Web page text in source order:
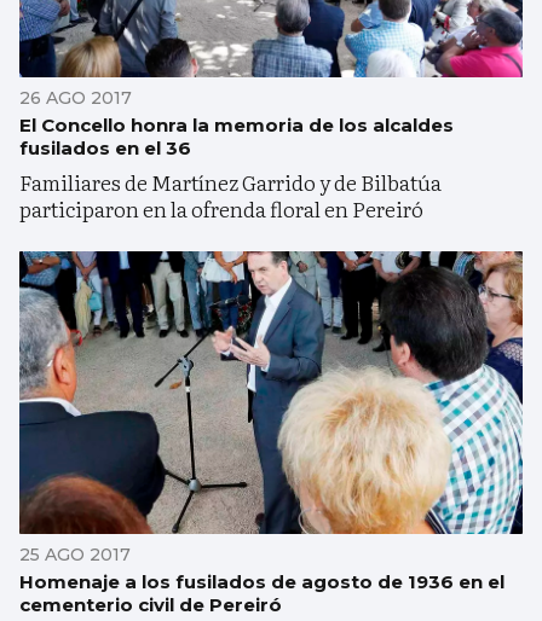
26 AGO 2017
El Concello honra la memoria de los alcaldes
fusilados en el 36
Familiares de Martínez Garrido y de Bilbatúa
participaron en la ofrenda floral en Pereiró
25 AGO 2017
Homenaje a los fusilados de agosto de 1936 en el
cementerio civil de Pereiró